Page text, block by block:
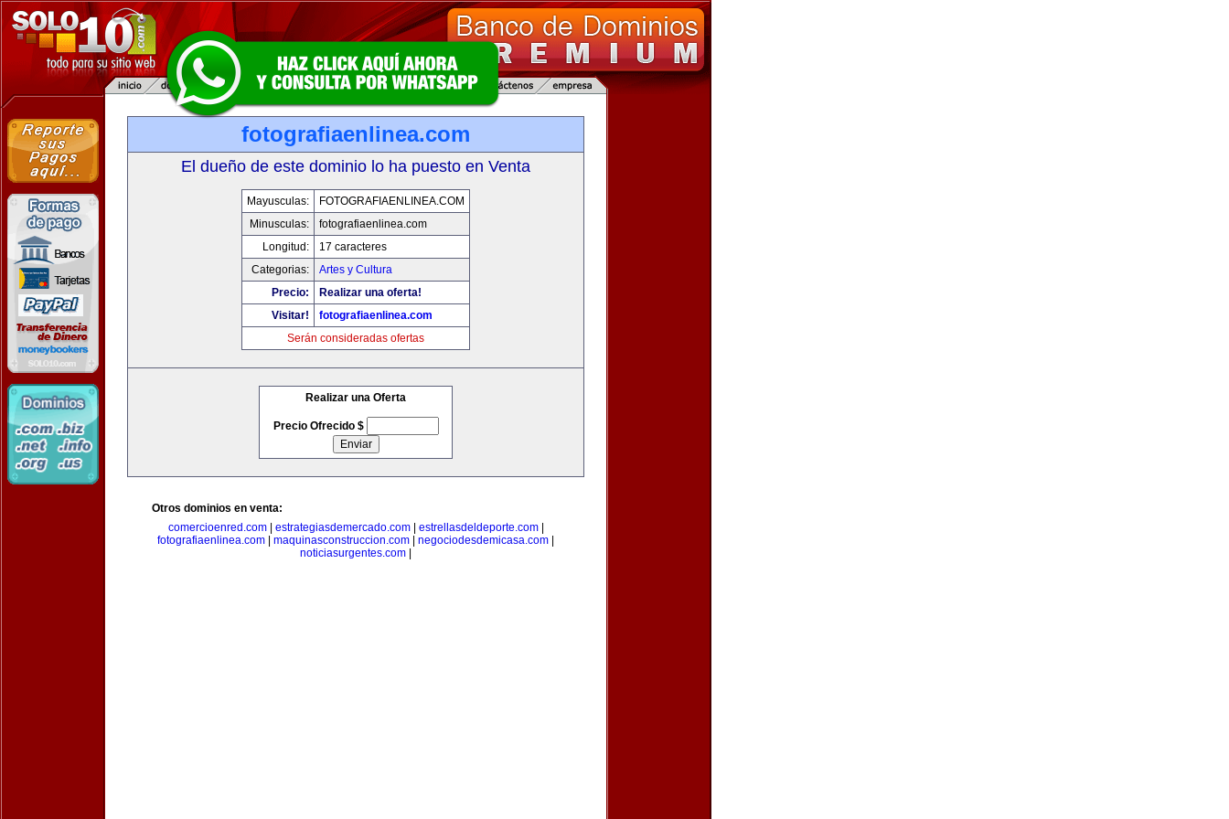
fotografiaenlinea.com
El dueño de este dominio lo ha puesto en Venta
Mayusculas:
FOTOGRAFIAENLINEA.COM
Minusculas:
fotografiaenlinea.com
Longitud:
17 caracteres
Categorias:
Artes y Cultura
Precio:
Realizar una oferta!
Visitar!
fotografiaenlinea.com
Serán consideradas ofertas
Realizar una Oferta
Precio Ofrecido $
Otros dominios en venta:
comercioenred.com| estrategiasdemercado.com| estrellasdeldeporte.com|
fotografiaenlinea.com
maquinasconstruccion.com negociodesdemicasa.com
noticiasurgentes.com